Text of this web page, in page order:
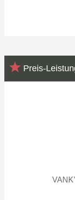
Preis-